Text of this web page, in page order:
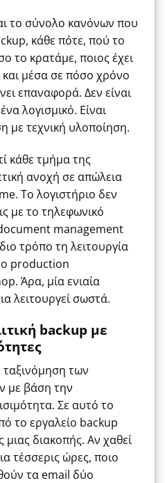
το σύνολο κανόνων που
κάθε πότε, πού το
το κρατάμε, ποιος έχει
μέσα σε πόσο χρόνο
επαναφορά. Δεν είναι
λογισμικό. Είναι
με τεχνική υλοποίηση.
κάθε τμήμα της
ανοχή σε απώλεια
Το λογιστήριο δεν
με το τηλεφωνικό
management
τρόπο τη λειτουργία
production
Άρα, μία ενιαία
λειτουργεί σωστά.
backup με
των
με βάση την
Σε αυτό το
το εργαλείο backup
μιας διακοπής. Αν χαθεί
τέσσερις ώρες, ποιο
τα email δύο